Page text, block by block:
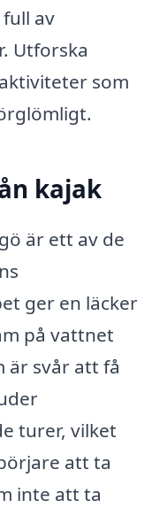
av
Utforska
som
kajak
är ett av de
ger en läcker
på vattnet
är svår att få
turer, vilket
att ta
inte att ta